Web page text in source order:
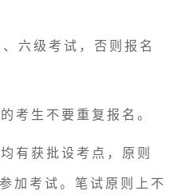
六级考试，否则报名
考生不要重复报名。
有获批设考点，原则
加考试。 笔试原则上不